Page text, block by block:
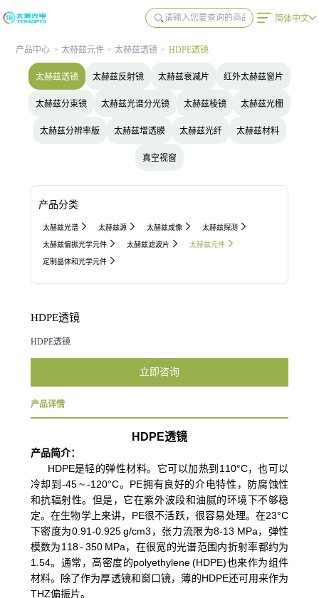
简体中文
产品中心 > 太赫兹元件 > 太赫兹透镜 > HDPE透镜
太赫兹透镜 太赫兹反射镜 太赫兹衰减片 红外太赫兹窗片
太赫兹分束镜 太赫兹光谱分光镜 太赫兹棱镜 太赫兹光栅
太赫兹分辨率版 太赫兹增透膜 太赫兹光纤 太赫兹材料
真空视窗
产品分类
太赫兹光谱 太赫兹源 太赫兹成像 太赫兹探测
太赫兹偏振光学元件 太赫兹滤波片 太赫兹元件
定制晶体和光学元件
HDPE透镜
HDPE透镜
立即咨询
产品详情
HDPE透镜
产品简介：
HDPE是轻的弹性材料。它可以加热到110°C，也可以
冷却到-45 ~ -120°C。PE拥有良好的介电特性，防腐蚀性
和抗辐射性。但是，它在紫外波段和油腻的环境下不够稳
定。在生物学上来讲，PE很不活跃，很容易处理。在23°C
下密度为0.91-0.925 g/cm3，张力流限为8-13 MPa，弹性
模数为118 - 350 MPa，在很宽的光谱范围内折射率都约为
1.54。通常，高密度的polyethylene (HDPE)也来作为组件
材料。除了作为厚透镜和窗口镜，薄的HDPE还可用来作为
THZ偏振片。